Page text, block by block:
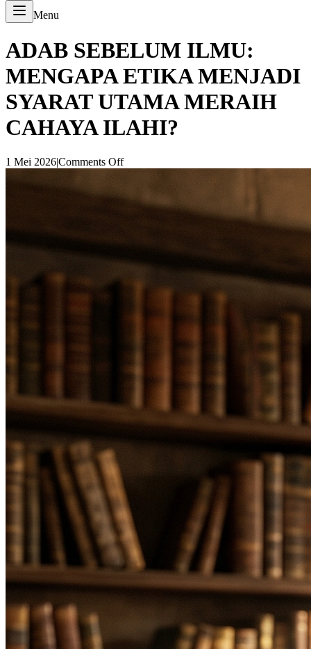
Menu
ADAB SEBELUM ILMU:
MENGAPA ETIKA MENJADI
SYARAT UTAMA MERAIH
CAHAYA ILAHI?
1 Mei 2026|Comments Off